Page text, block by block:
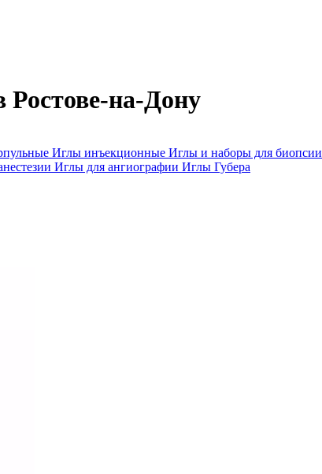
на-Дону
Иглы инъекционные Иглы и наборы для биопсии
Иглы для ангиографии Иглы Губера